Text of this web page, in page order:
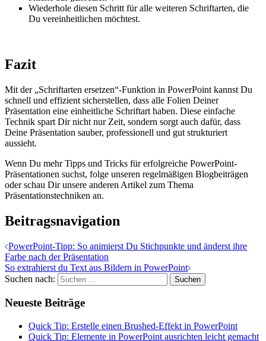
Wiederhole diesen Schritt für alle weiteren Schriftarten, die
Du vereinheitlichen möchtest.
Fazit
Mit der „Schriftarten ersetzen“-Funktion in PowerPoint kannst Du
schnell und effizient sicherstellen, dass alle Folien Deiner
Präsentation eine einheitliche Schriftart haben. Diese einfache
Technik spart Dir nicht nur Zeit, sondern sorgt auch dafür, dass
Deine Präsentation sauber, professionell und gut strukturiert
aussieht.
Wenn Du mehr Tipps und Tricks für erfolgreiche PowerPoint-
Präsentationen suchst, folge unseren regelmäßigen Blogbeiträgen
oder schau Dir unsere anderen Artikel zum Thema
Präsentationstechniken an.
Beitragsnavigation
PowerPoint-Tipp: So animierst Du Stichpunkte und änderst ihre
Farbe nach der Präsentation
So extrahierst du Text aus Bildern in PowerPoint
Suchen nach:
Neueste Beiträge
Quick Tip: Erstelle einen Brushed-Effekt in PowerPoint
Quick Tip: Elemente in PowerPoint ausrichten leicht gemacht